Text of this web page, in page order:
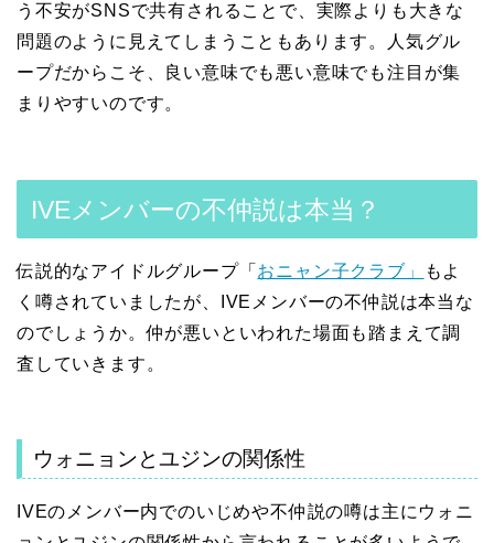
う不安がSNSで共有されることで、実際よりも大きな
問題のように見えてしまうこともあります。人気グル
ープだからこそ、良い意味でも悪い意味でも注目が集
まりやすいのです。
IVEメンバーの不仲説は本当？
伝説的なアイドルグループ「 おニャン子クラブ」
もよ
く噂されていましたが、IVEメンバーの不仲説は本当な
のでしょうか。仲が悪いといわれた場面も踏まえて調
査していきます。
ウォニョンとユジンの関係性
IVEのメンバー内でのいじめや不仲説の噂は主にウォニ